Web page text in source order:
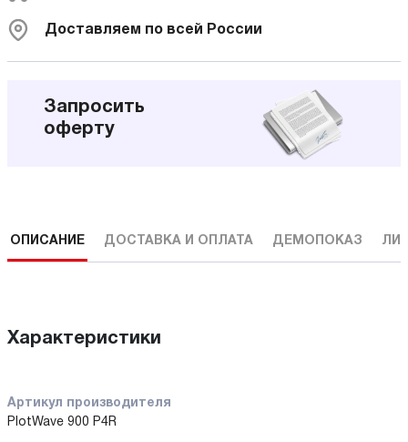
Доставляем по всей России
Запросить
оферту
ОПИСАНИЕ ДОСТАВКА И ОПЛАТА ДЕМОПОКАЗ
Характеристики
Артикул производителя
PlotWave 900 P4R